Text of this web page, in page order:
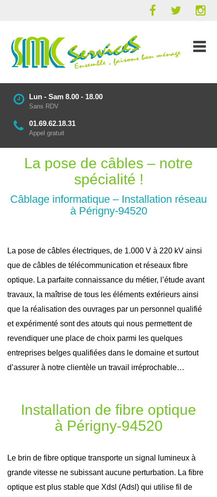
Lun - Sam 8.00 - 18.00
Sans RDV
01.69.62.18.31
Appel gratuit
La pose de câbles – notre
spécialité !
Câblage informatique – Installation réseau
à Périgny-94520
La pose de câbles électriques, de 1.000 V à 220 kV ainsi
que de câbles de télécommunication et réseaux fibre
optique. La parfaite connaissance du métier, l’étude avant
travaux, la maîtrise de tous les éléments extérieurs ainsi
que la réalisation des ouvrages par un personnel qualifié
et expérimenté sont des atouts qui nous permettent de
revendiquer une place de choix parmi les quelques
entreprises belges qualifiées dans le domaine et surtout
d’assurer à notre clientèle un travail irréprochable…
Installation de fibre optique
à Périgny-94520
Le brin de fibre optique transporte un signal lumineux à
grande vitesse ne subissant aucune perturbation. La fibre
optique est plus stable que Xdsl (Adsl) qui utilise fil de